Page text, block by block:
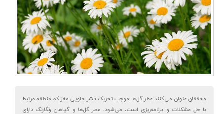
محققان عنوان می‌کنند عطر گل‌ها موجب تحریک قشر جلویی مغز که منطقه مرتبط
با حل مشکلات و برنامه‌ریزی است، می‌شود. عطر گل‌ها و گیاهان رنگارنگ دارای